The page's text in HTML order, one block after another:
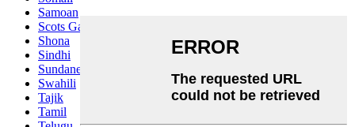
Samoan
Scots Gaelic
Shona
Sindhi
Sundanese
Swahili
Tajik
Tamil